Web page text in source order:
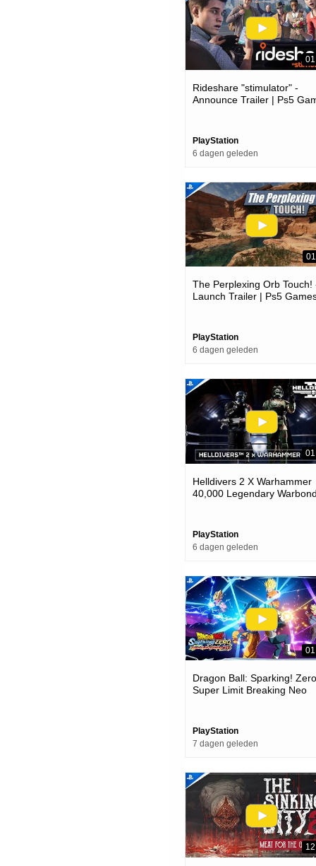
Rideshare "stimulator" -
Announce Trailer | Ps5
PlayStation
6 dagen geleden
The Perplexing Orb Touch!
Launch Trailer | Ps5
PlayStation
6 dagen geleden
Helldivers 2 X Warhammer
40,000 Legendary
PlayStation
6 dagen geleden
Dragon Ball: Sparking!
Super Limit Breaking Neo
PlayStation
7 dagen geleden